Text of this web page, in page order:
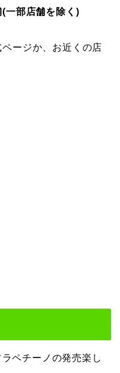
一部店舗を除く)
ージか、お近くの店
ペチーノの発売楽し